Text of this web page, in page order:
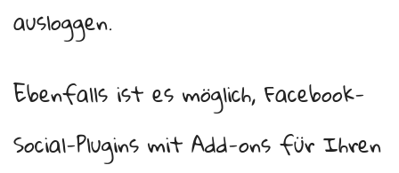
ausloggen.
Ebenfalls ist es möglich, Facebook-
Social-Plugins mit Add-ons für Ihren